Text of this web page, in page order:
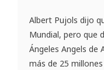
Albert Pujols dijo
Mundial, pero que
Ángeles Angels de
más de 25